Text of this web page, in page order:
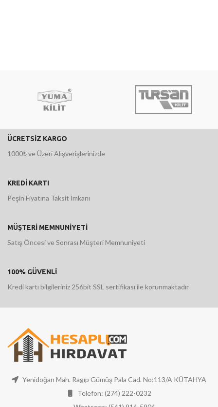
ÜCRETSİZ KARGO
1000₺ ve Üzeri Alışverişlerinizde
KREDİ KARTI
Peşin Fiyatına Taksit İmkanı
MÜŞTERİ MEMNUNİYETİ
Satış Öncesi ve Sonrası Müşteri Memnuniyeti
100% GÜVENLİ
Kredi kartı bilgileriniz 256bit SSL sertifikası ile korunmaktadır
Yenidoğan Mah. Ragıp Gümüş Pala Cad. No:113/A KÜTAHYA
Telefon: (274) 222-0232